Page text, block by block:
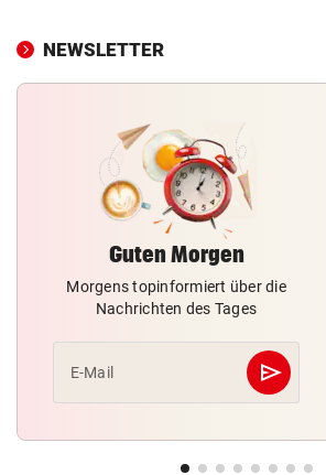
NEWSLETTER
Guten Morgen
Morgens topinformiert über die
Nachrichten des Tages
E-Mail send